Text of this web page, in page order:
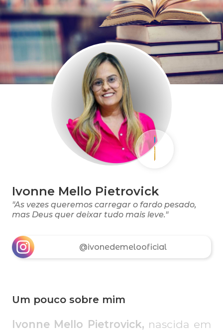
Ivonne Mello Pietrovick
"As vezes queremos carregar o fardo pesado,
mas Deus quer deixar tudo mais leve."
@ivonedemelooficial
Um pouco sobre mim
Ivonne Mello Pietrovick, nascida em